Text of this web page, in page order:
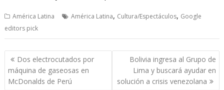
América Latina América Latina, Cultura/Espectáculos, Google
editors pick
Navegación
de
entradas
Dos electrocutados por
máquina de gaseosas en
McDonalds de Perú
Bolivia ingresa al Grupo de
Lima y buscará ayudar en
solución a crisis venezolana